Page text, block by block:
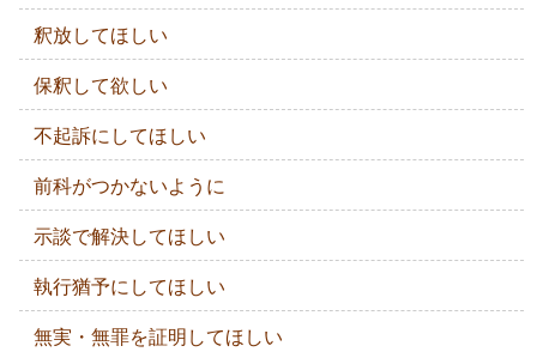
釈放してほしい
保釈して欲しい
不起訴にしてほしい
前科がつかないように
示談で解決してほしい
執行猶予にしてほしい
無実・無罪を証明してほしい